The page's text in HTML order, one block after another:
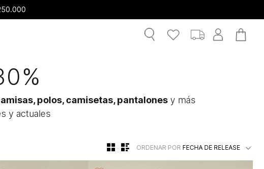
polos, camisetas, pantalonesy más
y actuales
ORDENAR POR FECHA DE RELEASE